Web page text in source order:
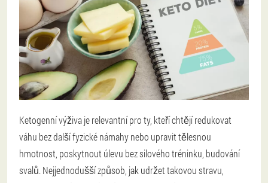
Ketogenní výživa je relevantní pro ty, kteří chtějí redukovat
váhu bez další fyzické námahy nebo upravit tělesnou
hmotnost, poskytnout úlevu bez silového tréninku, budování
svalů. Nejjednodušší způsob, jak udržet takovou stravu,